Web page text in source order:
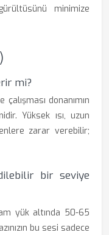
minimize
mi?
donanımın
Yüksek ısı, uzun
zarar verebilir;
bir seviye
yük altında 50-65
bu sesi sadece